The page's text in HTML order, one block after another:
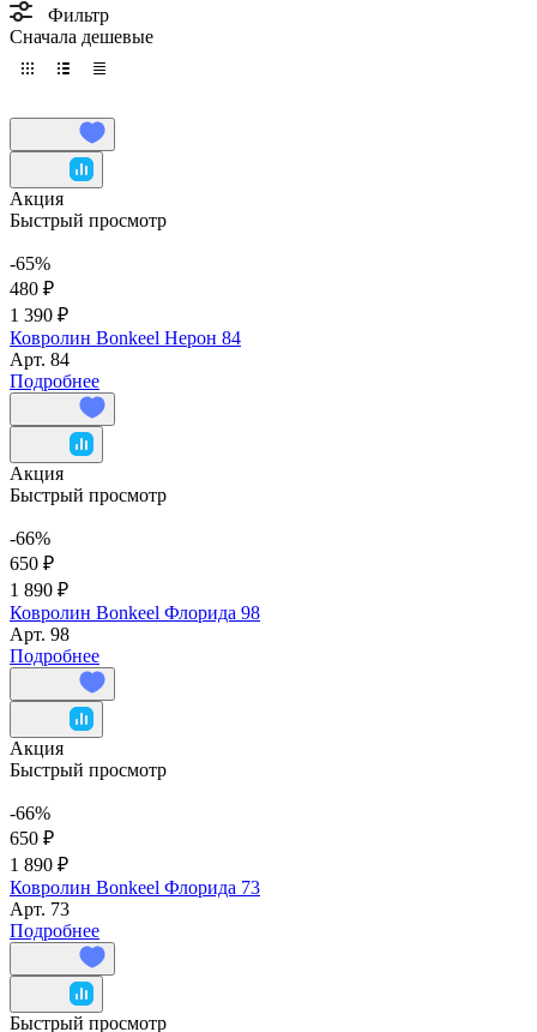
Фильтр
Сначала дешевые
Акция
Быстрый просмотр
-65%
480 ₽
1 390 ₽
Ковролин Bonkeel Нерон 84
Арт. 84
Подробнее
Акция
Быстрый просмотр
-66%
650 ₽
1 890 ₽
Ковролин Bonkeel Флорида 98
Арт. 98
Подробнее
Акция
Быстрый просмотр
-66%
650 ₽
1 890 ₽
Ковролин Bonkeel Флорида 73
Арт. 73
Подробнее
Быстрый просмотр